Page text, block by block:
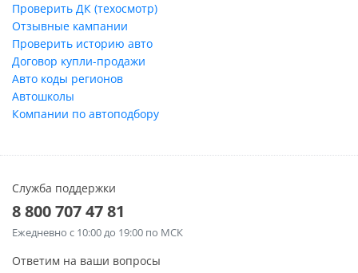
Проверить ДК (техосмотр)
Отзывные кампании
Проверить историю авто
Договор купли-продажи
Авто коды регионов
Автошколы
Компании по автоподбору
Служба поддержки
8 800 707 47 81
Ежедневно с 10:00 до 19:00 по МСК
Ответим на ваши вопросы